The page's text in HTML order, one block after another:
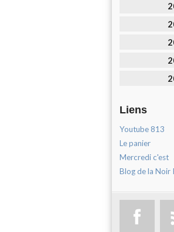
Liens
Youtube 813
Le panier
Mercredi c'est
Blog de la Noir